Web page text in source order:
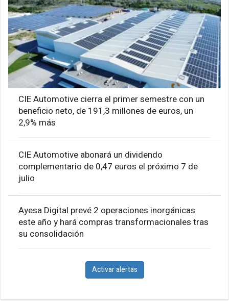
CIE Automotive cierra el primer semestre con un
beneficio neto, de 191,3 millones de euros, un
2,9% más
CIE Automotive abonará un dividendo
complementario de 0,47 euros el próximo 7 de
julio
Ayesa Digital prevé 2 operaciones inorgánicas
este año y hará compras transformacionales tras
su consolidación
Activar alertas